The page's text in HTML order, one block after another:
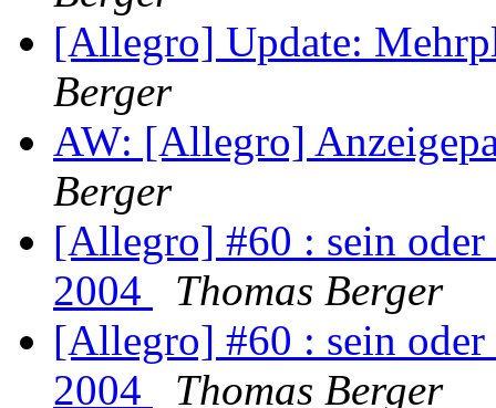
[Allegro] Update:
Berger
AW: [Allegro]
Berger
[Allegro] #60 : sein oder
2004
Thomas Berger
[Allegro] #60 : sein oder
2004
Thomas Berger